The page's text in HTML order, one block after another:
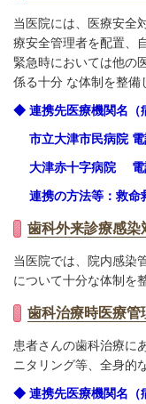
当医院には、医療安全
療安全管理者を配置、
緊急時においては他の
係る十分 な体制を整備
◆ 連携先医療機関名（
市立大津市民病院 電
大津赤十字病院 電
連携の方法等：救命
歯科外来診療感染
当医院では、院内感染
について十分な体制を
歯科治療時医療管
患者さんの歯科治療に
ニタリング等、全身的
◆ 連携先医療機関名（